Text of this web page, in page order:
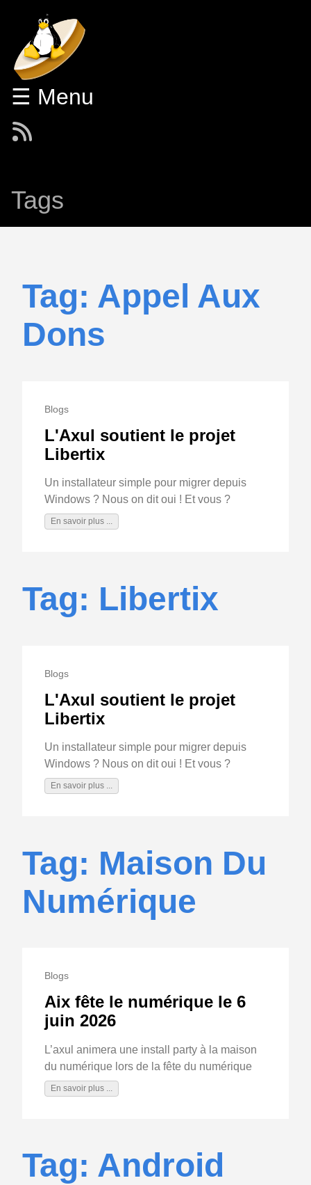
☰ Menu
Tags
Tag: Appel Aux
Dons
Blogs
L'Axul soutient le projet
Libertix
Un installateur simple pour migrer depuis
Windows ? Nous on dit oui ! Et vous ?
En savoir plus ...
Tag: Libertix
Blogs
L'Axul soutient le projet
Libertix
Un installateur simple pour migrer depuis
Windows ? Nous on dit oui ! Et vous ?
En savoir plus ...
Tag: Maison Du
Numérique
Blogs
Aix fête le numérique le 6
juin 2026
L’axul animera une install party à la maison
du numérique lors de la fête du numérique
En savoir plus ...
Tag: Android